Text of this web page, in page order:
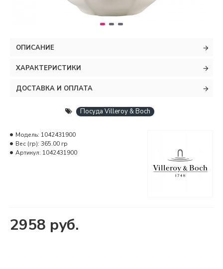
ОПИСАНИЕ
ХАРАКТЕРИСТИКИ
ДОСТАВКА И ОПЛАТА
Посуда Villeroy & Boch
2958 руб.
Модель: 1042431900
Вес (гр): 365.00 гр
Артикул: 1042431900